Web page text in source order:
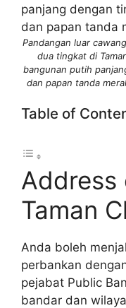
Pandangan luar
dua tingkat di
bangunan putih
dan papan tanda
Table of
Address
Taman
Anda boleh
perbankan
pejabat Public
bandar dan